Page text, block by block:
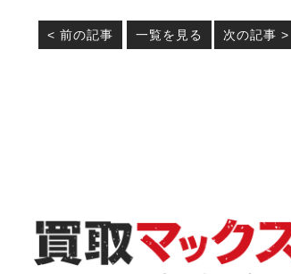
< 前の記事 一覧を見る 次の記事 >